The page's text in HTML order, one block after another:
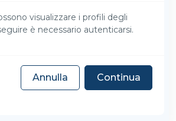
visualizzare i profili degli
è necessario autenticarsi.
Annulla Continua